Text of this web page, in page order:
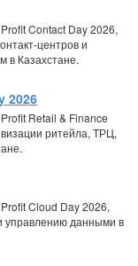
Contact Day 2026,
центров и
в Казахстане.
2026
Retail & Finance
ритейла, ТРЦ,
Cloud Day 2026,
управлению данными в